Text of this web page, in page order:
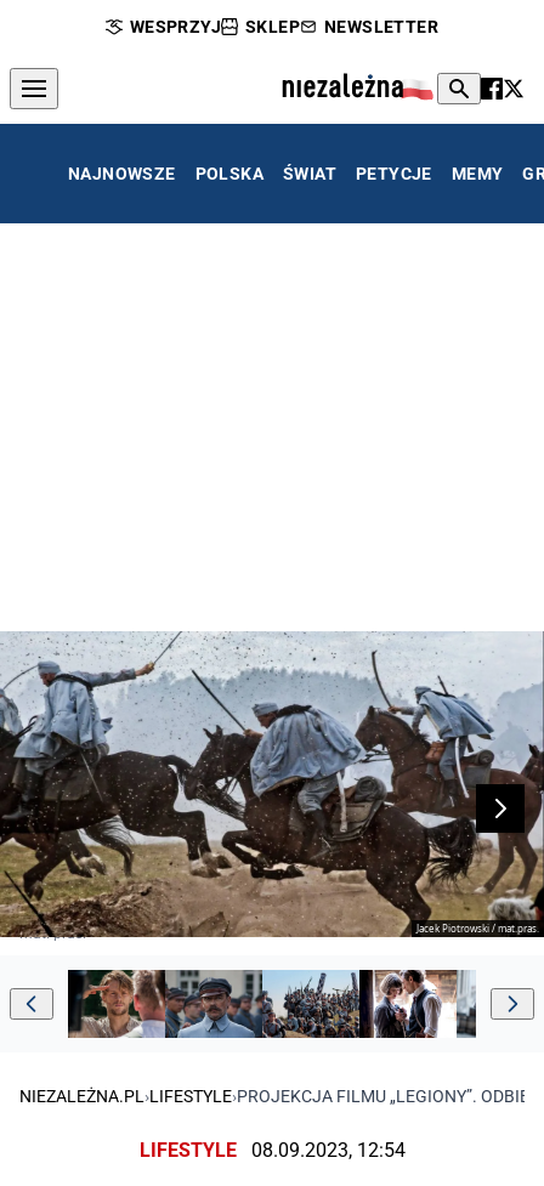
WESPRZYJ SKLEP NEWSLETTER
NAJNOWSZE POLSKA ŚWIAT PETYCJE MEMY
Jacek Piotrowski / mat.pras.
mat. pras.
NIEZALEŻNA.PL ›LIFESTYLE›PROJEKCJA FILMU „LEGIONY”.
LIFESTYLE 08.09.2023, 12:54